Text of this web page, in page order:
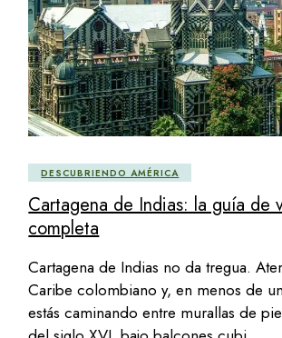
DESCUBRIENDO AMÉRICA
Cartagena de Indias: la guía de
completa
Cartagena de Indias no da tregua.
Caribe colombiano y, en menos de
estás caminando entre murallas de